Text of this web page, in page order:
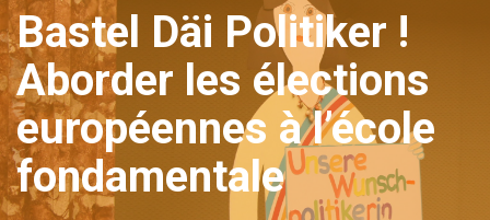
Bastel Däi Politiker !
Aborder les élections
européennes à l’école
fondamentale